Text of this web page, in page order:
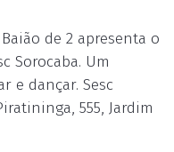
de 2 apresenta o
Sorocaba. Um
e dançar. Sesc
555, Jardim